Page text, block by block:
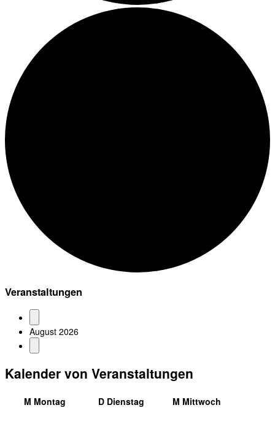
Veranstaltungen
August 2026
Kalender von Veranstaltungen
M Montag D Dienstag M Mittwoch